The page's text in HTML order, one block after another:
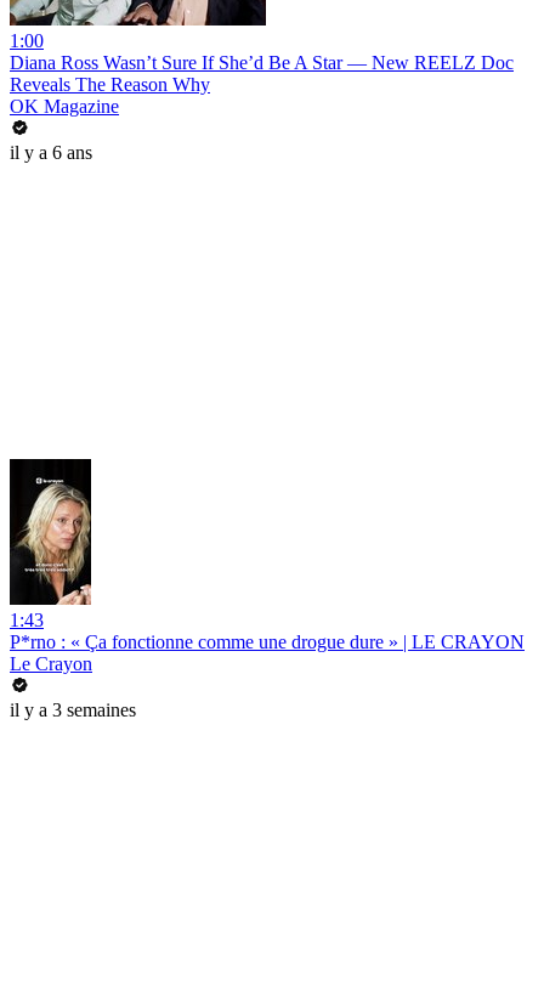
1:00
Diana Ross Wasn’t Sure If She’d Be A Star — New REELZ Doc
Reveals The Reason Why
OK Magazine
il y a 6 ans
1:43
P*rno : « Ça fonctionne comme une drogue dure » | LE CRAYON
Le Crayon
il y a 3 semaines